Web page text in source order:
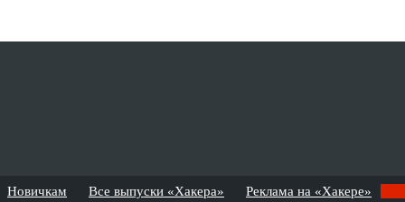
Новичкам Все выпуски «Хакера» Реклама на «Хакере»